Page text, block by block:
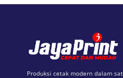
Produksi cetak modern dalam